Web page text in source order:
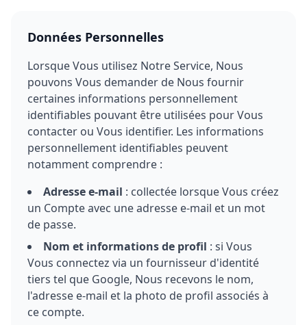
Données Personnelles
Lorsque Vous utilisez Notre Service, Nous
pouvons Vous demander de Nous fournir
certaines informations personnellement
identifiables pouvant être utilisées pour Vous
contacter ou Vous identifier. Les informations
personnellement identifiables peuvent
notamment comprendre :
Adresse e-mail : collectée lorsque Vous créez
un Compte avec une adresse e-mail et un mot
de passe.
Nom et informations de profil : si Vous
Vous connectez via un fournisseur d'identité
tiers tel que Google, Nous recevons le nom,
l'adresse e-mail et la photo de profil associés à
ce compte.